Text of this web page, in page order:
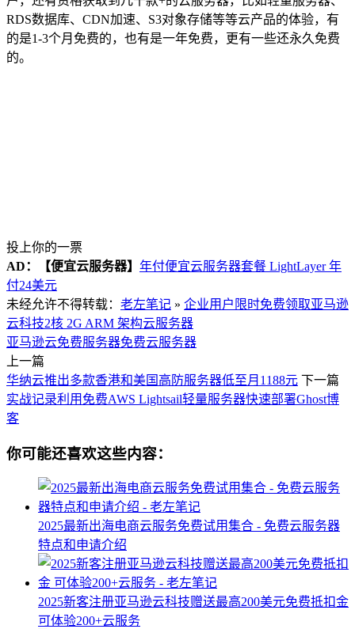
RDS数据库、CDN加速、S3对象存储等等云产品的体验，有
的是1-3个月免费的，也有是一年免费，更有一些还永久免费
的。
投上你的一票
AD：
【便宜云服务器】 年付便宜云服务器套餐 LightLayer 年
付24美元
未经允许不得转载： 老左笔记 » 企业用户限时免费领取亚马逊
云科技2核 2G ARM 架构云服务器
亚马逊云免费服务器免费云服务器
上一篇
华纳云推出多款香港和美国高防服务器低至月1188元 下一篇
实战记录利用免费AWS Lightsail轻量服务器快速部署Ghost博
客
你可能还喜欢这些内容：
2025最新出海电商云服务免费试用集合 - 免费云服务器
特点和申请介绍
2025新客注册亚马逊云科技赠送最高200美元免费抵扣金
可体验200+云服务